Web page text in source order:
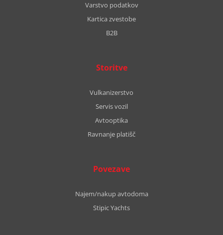
Varstvo podatkov
Kartica zvestobe
B2B
Storitve
Vulkanizerstvo
Servis vozil
Avtooptika
Ravnanje platišč
Povezave
Najem/nakup avtodoma
Stipic Yachts